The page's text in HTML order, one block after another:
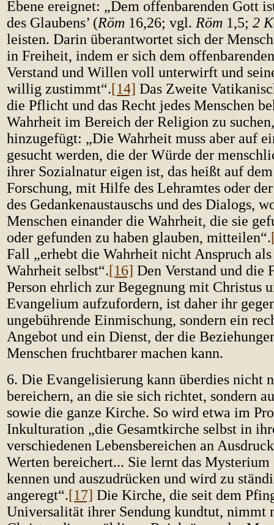
Ebene ereignet: „Dem offenbarenden Gott
des Glaubens’ (Röm 16,26; vgl. Röm 1,5; 2
leisten. Darin überantwortet sich der
in Freiheit, indem er sich dem
Verstand und Willen voll unterwirft und
willig zustimmt“.[14] Das Zweite
die Pflicht und das Recht jedes Menschen
Wahrheit im Bereich der Religion zu
hinzugefügt: „Die Wahrheit muss aber auf
gesucht werden, die der Würde der
ihrer Sozialnatur eigen ist, das heißt auf
Forschung, mit Hilfe des Lehramtes oder
des Gedankenaustauschs und des Dialogs,
Menschen einander die Wahrheit, die sie
oder gefunden zu haben glauben, mitteilen“.
Fall „erhebt die Wahrheit nicht Anspruch
Wahrheit selbst“.[16] Den Verstand und die
Person ehrlich zur Begegnung mit Christus
Evangelium aufzufordern, ist daher ihr
ungebührende Einmischung, sondern ein
Angebot und ein Dienst, der die
Menschen fruchtbarer machen kann.
6. Die Evangelisierung kann überdies nicht
bereichern, an die sie sich richtet, sondern
sowie die ganze Kirche. So wird etwa im
Inkulturation „die Gesamtkirche selbst in
verschiedenen Lebensbereichen an
Werten bereichert... Sie lernt das
kennen und auszudrücken und wird zu
angeregt“.[17] Die Kirche, die seit dem
Universalität ihrer Sendung kundtut, nimmt